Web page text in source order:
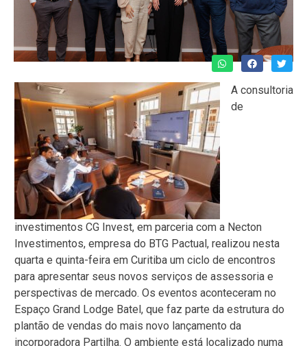
A consultoria
de
investimentos CG Invest, em parceria com a Necton
Investimentos, empresa do BTG Pactual, realizou nesta
quarta e quinta-feira em Curitiba um ciclo de encontros
para apresentar seus novos serviços de assessoria e
perspectivas de mercado. Os eventos aconteceram no
Espaço Grand Lodge Batel, que faz parte da estrutura do
plantão de vendas do mais novo lançamento da
incorporadora Partilha. O ambiente está localizado numa